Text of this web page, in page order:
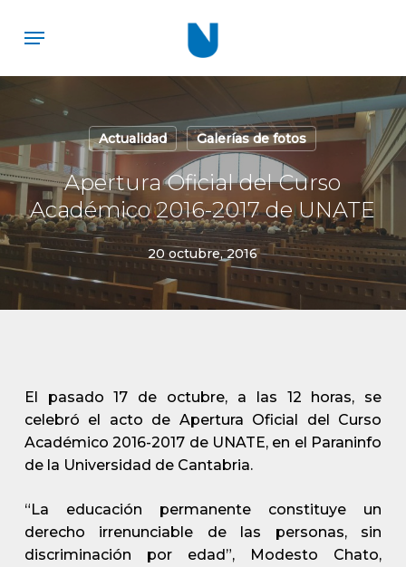
content
Menu
Actualidad Galerías de fotos
Apertura Oficial del Curso
Académico 2016-2017 de UNATE
20 octubre, 2016
El pasado 17 de octubre, a las 12 horas, se
celebró el acto de Apertura Oficial del Curso
Académico 2016-2017 de UNATE, en el Paraninfo
de la Universidad de Cantabria.
“La educación permanente constituye un
derecho irrenunciable de las personas, sin
discriminación por edad”, Modesto Chato,